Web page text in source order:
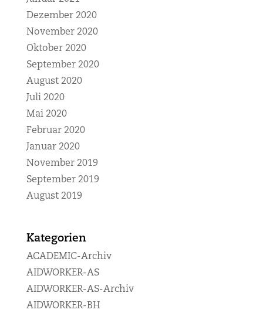
Dezember 2020
November 2020
Oktober 2020
September 2020
August 2020
Juli 2020
Mai 2020
Februar 2020
Januar 2020
November 2019
September 2019
August 2019
Kategorien
ACADEMIC-Archiv
AIDWORKER-AS
AIDWORKER-AS-Archiv
AIDWORKER-BH